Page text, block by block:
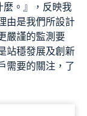
。 』，反映我
由是我們所設計
嚴謹的監測要
站穩發展及創新
需要的關注，了